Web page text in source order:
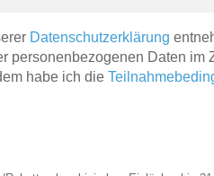
Datenschutzerklärung
personenbezogenen Daten im
habe ich die